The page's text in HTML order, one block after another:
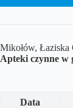
Mikołów, Łaziska
Apteki czynne w
Data